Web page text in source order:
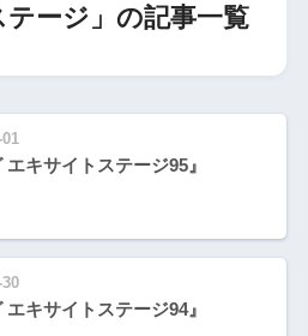
テージ」の記事一覧
エキサイトステージ95』
エキサイトステージ94』